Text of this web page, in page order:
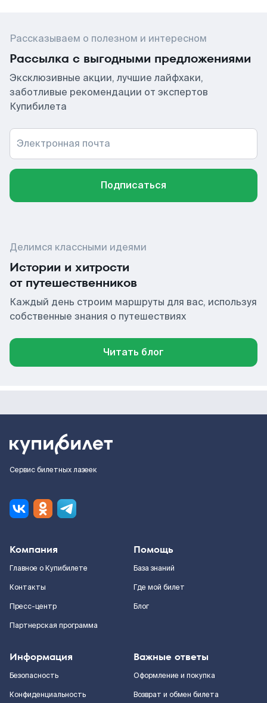
Рассказываем о полезном и интересном
Рассылка с выгодными предложениями
Эксклюзивные акции, лучшие лайфхаки,
заботливые рекомендации от экспертов
Купибилета
Электронная почта
Подписаться
Делимся классными идеями
Истории и хитрости
от путешественников
Каждый день строим маршруты для вас, используя
собственные знания о путешествиях
Читать блог
Сервис билетных лазеек
Компания
Главное о Купибилете
Контакты
Пресс-центр
Партнерская программа
Помощь
База знаний
Где мой билет
Блог
Информация
Безопасность
Конфиденциальность
Важные ответы
Оформление и покупка
Возврат и обмен билета